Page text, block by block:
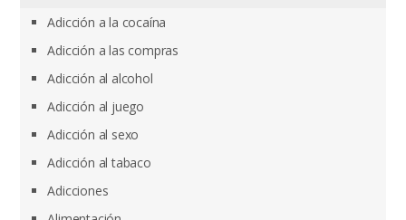
Adicción a la cocaína
Adicción a las compras
Adicción al alcohol
Adicción al juego
Adicción al sexo
Adicción al tabaco
Adicciones